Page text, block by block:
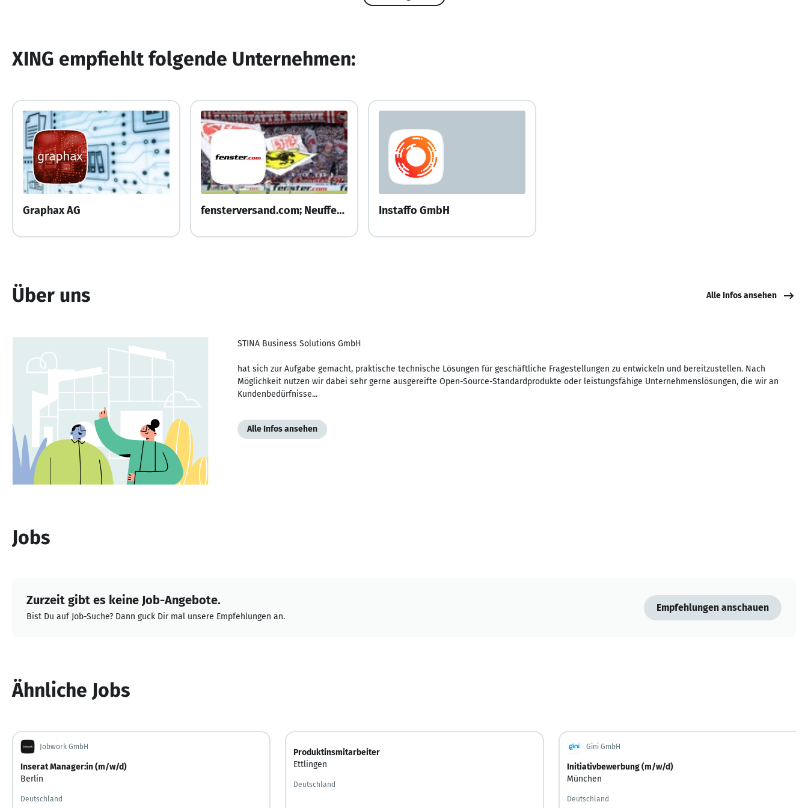
XING empfiehlt folgende Unternehmen:
Graphax AG fensterversand.com; Neuffer Fenster + Türen GmbH Instaffo GmbH
Über uns Alle Infos ansehen
STINA Business Solutions GmbH
hat sich zur Aufgabe gemacht, praktische technische Lösungen für geschäftliche Fragestellungen zu entwickeln und bereitzustellen. Nach
Möglichkeit nutzen wir dabei sehr gerne ausgereifte Open-Source-Standardprodukte oder leistungsfähige Unternehmenslösungen, die wir an
Kundenbedürfnisse...
Alle Infos ansehen
Jobs
Zurzeit gibt es keine Job-Angebote.
Bist Du auf Job-Suche? Dann guck Dir mal unsere Empfehlungen an.
Empfehlungen anschauen
Ähnliche Jobs
Jobwork GmbH
Inserat Manager:in (m/w/d)
Berlin
Deutschland
Produktinsmitarbeiter
Ettlingen
Deutschland
Gini GmbH
Initiativbewerbung (m/w/d)
München
Deutschland